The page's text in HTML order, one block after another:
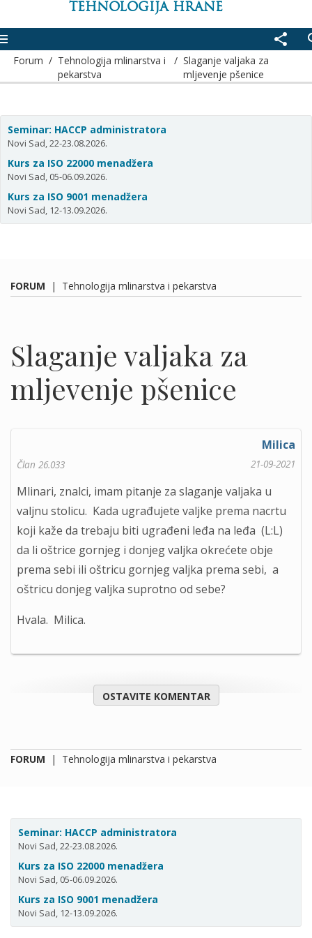
TEHNOLOGIJA HRANE
share
Forum / Tehnologija mlinarstva i
pekarstva
/Slaganje valjaka za
mljevenje pšenice
Seminar: HACCP administratora
Novi Sad, 22-23.08.2026.
Kurs za ISO 22000 menadžera
Novi Sad, 05-06.09.2026.
Kurs za ISO 9001 menadžera
Novi Sad, 12-13.09.2026.
FORUM | Tehnologija mlinarstva i pekarstva
Slaganje valjaka za
mljevenje pšenice
Milica
Član 26.033 21-09-2021
Mlinari, znalci, imam pitanje za slaganje valjaka u
valjnu stolicu. Kada ugrađujete valjke prema nacrtu
koji kaže da trebaju biti ugrađeni leđa na leđa (L:L)
da li oštrice gornjeg i donjeg valjka okrećete obje
prema sebi ili oštricu gornjeg valjka prema sebi, a
oštricu donjeg valjka suprotno od sebe?
Hvala. Milica.
OSTAVITE KOMENTAR
FORUM | Tehnologija mlinarstva i pekarstva
Seminar: HACCP administratora
Novi Sad, 22-23.08.2026.
Kurs za ISO 22000 menadžera
Novi Sad, 05-06.09.2026.
Kurs za ISO 9001 menadžera
Novi Sad, 12-13.09.2026.